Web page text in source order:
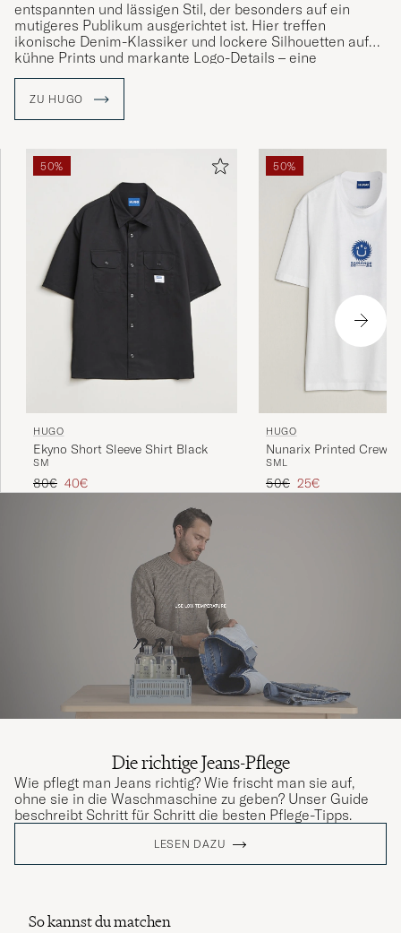
entspannten und lässigen Stil, der besonders auf ein
mutigeres Publikum ausgerichtet ist. Hier treffen
ikonische Denim-Klassiker und lockere Silhouetten auf
kühne Prints und markante Logo-Details – eine
spannende Interpretation von BOSS.
ZU HUGO
50%
HUGO
Ekyno Short Sleeve Shirt Black
SM
Regulärer Preis
80€ Reduzierter Preis
40€
50%
HUGO
Nunarix Printed Crew
White
SML
Regulärer Preis
50€ Reduzierter Preis
25€
Die richtige Jeans-Pflege
Wie pflegt man Jeans richtig? Wie frischt man sie auf,
ohne sie in die Waschmaschine zu geben? Unser Guide
beschreibt Schritt für Schritt die besten Pflege-Tipps.
LESEN DAZU
So kannst du matchen